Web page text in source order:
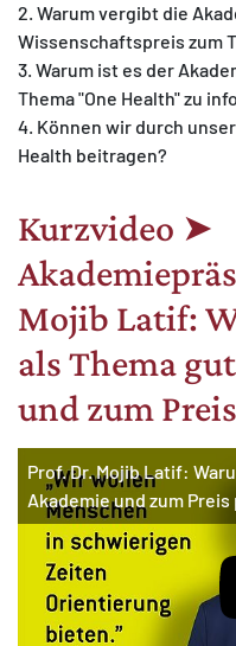
2. Warum vergibt die
Wissenschaftspreis zum
3. Warum ist es der
Thema "One Health" zu
4. Können wir durch
Health beitragen?
Kurzvideo ➤
Mojib Latif:
als Thema
und zum
Prof. Dr. Mojib Latif:
Akademie und zum